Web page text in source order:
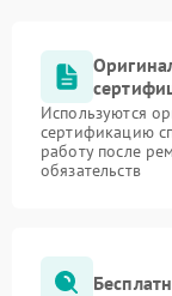
Используются
сертификацию
работу после
обязательств